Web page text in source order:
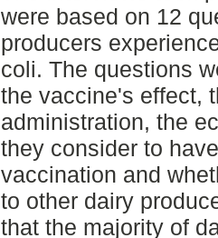
were based on 12
producers
coli. The questions
the vaccine's effect,
administration, the
they consider to
vaccination and
to other dairy
that the majority of